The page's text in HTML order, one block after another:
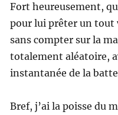
Fort heureusement,
pour lui prêter un
sans compter sur la
totalement aléatoire,
instantanée de la
Bref, j’ai la poisse du